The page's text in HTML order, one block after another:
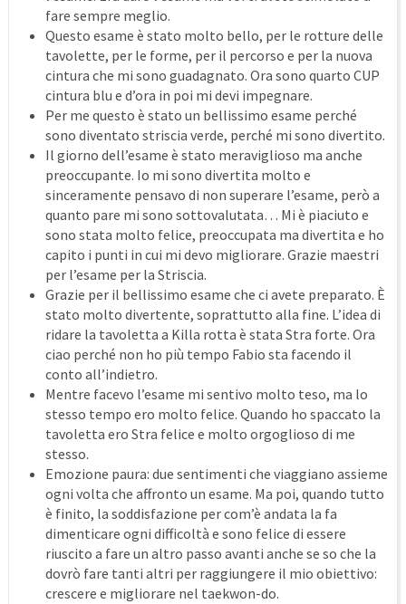
fare sempre meglio.
Questo esame è stato molto bello, per le rotture delle
tavolette, per le forme, per il percorso e per la nuova
cintura che mi sono guadagnato. Ora sono quarto CUP
cintura blu e d’ora in poi mi devi impegnare.
Per me questo è stato un bellissimo esame perché
sono diventato striscia verde, perché mi sono divertito.
Il giorno dell’esame è stato meraviglioso ma anche
preoccupante. Io mi sono divertita molto e
sinceramente pensavo di non superare l’esame, però a
quanto pare mi sono sottovalutata… Mi è piaciuto e
sono stata molto felice, preoccupata ma divertita e ho
capito i punti in cui mi devo migliorare. Grazie maestri
per l’esame per la Striscia.
Grazie per il bellissimo esame che ci avete preparato. È
stato molto divertente, soprattutto alla fine. L’idea di
ridare la tavoletta a Killa rotta è stata Stra forte. Ora
ciao perché non ho più tempo Fabio sta facendo il
conto all’indietro.
Mentre facevo l’esame mi sentivo molto teso, ma lo
stesso tempo ero molto felice. Quando ho spaccato la
tavoletta ero Stra felice e molto orgoglioso di me
stesso.
Emozione paura: due sentimenti che viaggiano assieme
ogni volta che affronto un esame. Ma poi, quando tutto
è finito, la soddisfazione per com’è andata la fa
dimenticare ogni difficoltà e sono felice di essere
riuscito a fare un altro passo avanti anche se so che la
dovrò fare tanti altri per raggiungere il mio obiettivo:
crescere e migliorare nel taekwon-do.